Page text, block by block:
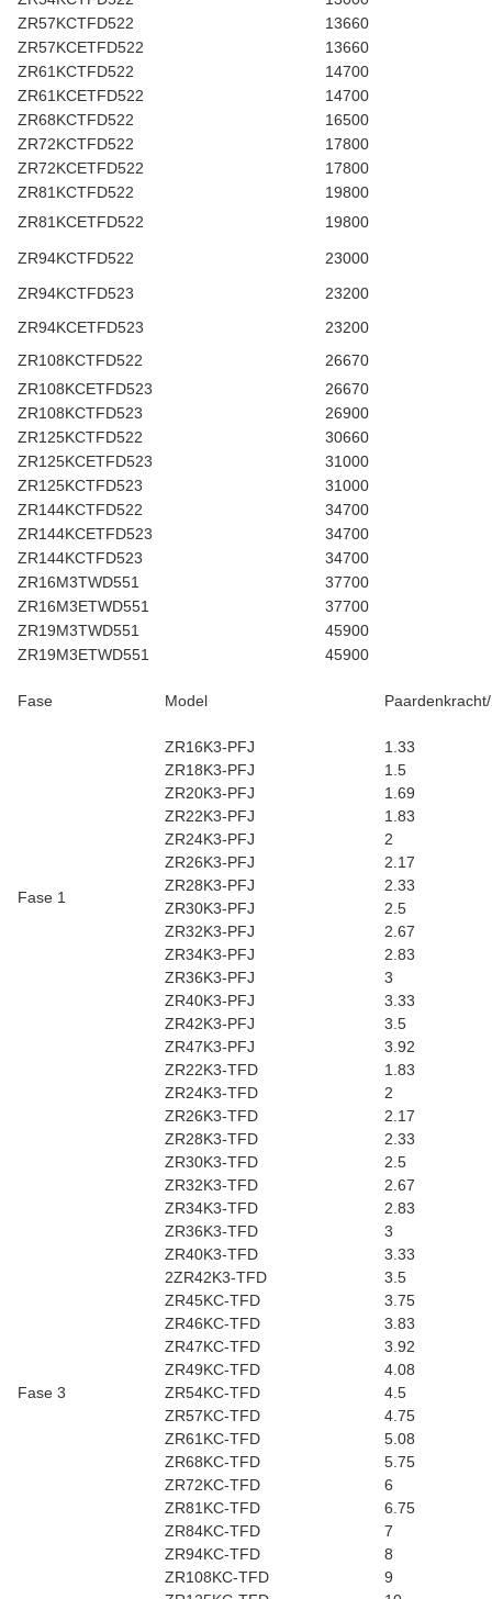
ZR57KCTFD522
13660
ZR57KCETFD522
13660
ZR61KCTFD522
14700
ZR61KCETFD522
14700
ZR68KCTFD522
16500
ZR72KCTFD522
17800
ZR72KCETFD522
17800
ZR81KCTFD522
19800
ZR81KCETFD522
19800
ZR94KCTFD522
23000
ZR94KCTFD523
23200
ZR94KCETFD523
23200
ZR108KCTFD522
26670
ZR108KCETFD523
26670
ZR108KCTFD523
26900
ZR125KCTFD522
30660
ZR125KCETFD523
31000
ZR125KCTFD523
31000
ZR144KCTFD522
34700
ZR144KCETFD523
34700
ZR144KCTFD523
34700
ZR16M3TWD551
37700
ZR16M3ETWD551
37700
ZR19M3TWD551
45900
ZR19M3ETWD551
45900
Fase Model
Fase 1
ZR16K3-PFJ
1.33
ZR18K3-PFJ
1.5
ZR20K3-PFJ
1.69
ZR22K3-PFJ
1.83
ZR24K3-PFJ
2
ZR26K3-PFJ
2.17
ZR28K3-PFJ
2.33
ZR30K3-PFJ
2.5
ZR32K3-PFJ
2.67
ZR34K3-PFJ
2.83
ZR36K3-PFJ
3
ZR40K3-PFJ
3.33
ZR42K3-PFJ
3.5
ZR47K3-PFJ
3.92
Fase 3
ZR22K3-TFD
1.83
ZR24K3-TFD
2
ZR26K3-TFD
2.17
ZR28K3-TFD
2.33
ZR30K3-TFD
2.5
ZR32K3-TFD
2.67
ZR34K3-TFD
2.83
ZR36K3-TFD
3
ZR40K3-TFD
3.33
2ZR42K3-TFD
3.5
ZR45KC-TFD
3.75
ZR46KC-TFD
3.83
ZR47KC-TFD
3.92
ZR49KC-TFD
4.08
ZR54KC-TFD
4.5
ZR57KC-TFD
4.75
ZR61KC-TFD
5.08
ZR68KC-TFD
5.75
ZR72KC-TFD
6
ZR81KC-TFD
6.75
ZR84KC-TFD
7
ZR94KC-TFD
8
ZR108KC-TFD
9